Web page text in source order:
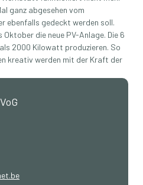
ganz abgesehen vom
ebenfalls gedeckt werden soll.
die neue PV-Anlage. Die 6
2000 Kilowatt produzieren. So
kreativ werden mit der Kraft der